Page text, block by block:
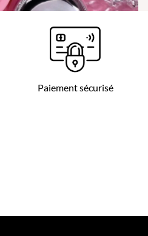
Paiement sécurisé